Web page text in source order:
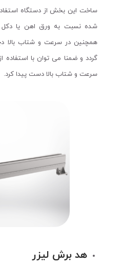
ساخت این بخش از دستگاه
شده نسبت به ورق اهن یا
همچنین در سرعت و شتاب بالا
گردد و ضمنا می توان با استفاده
سرعت و شتاب بالا دست پیدا کرد.
هد برش لیزر